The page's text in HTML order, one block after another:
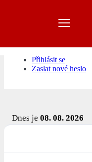
Přihlásit se
Zaslat nové heslo
Dnes je 08. 08. 2026